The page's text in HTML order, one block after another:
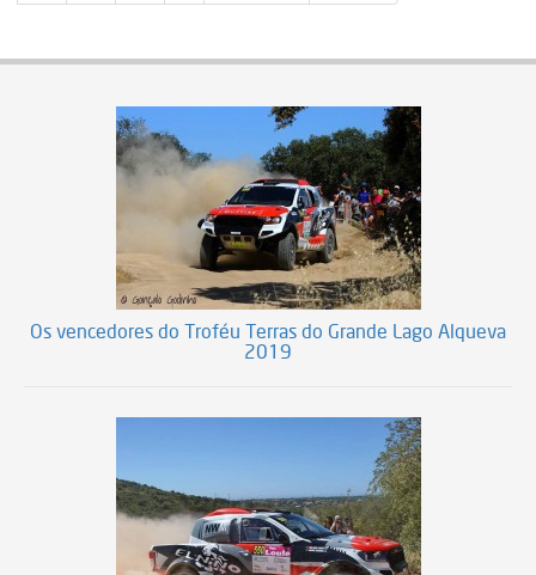
Os vencedores do Troféu Terras do Grande Lago Alqueva
2019